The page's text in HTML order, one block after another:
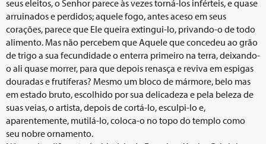
seus eleitos, o Senhor parece às vezes torná-los inférteis, e quase
arruinados e perdidos; aquele fogo, antes aceso em seus
corações, parece que Ele queira extingui-lo, privando-o de todo
alimento. Mas não percebem que Aquele que concedeu ao grão
de trigo a sua fecundidade o enterra primeiro na terra, deixando-
o ali quase morrer, para que depois renasça e reviva em espigas
douradas e frutíferas? Mesmo um bloco de mármore, belo mas
em estado bruto, escolhido por sua delicadeza e pela beleza de
suas veias, o artista, depois de cortá-lo, esculpi-lo e,
aparentemente, mutilá-lo, coloca-o no topo do templo como
seu nobre ornamento.